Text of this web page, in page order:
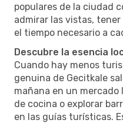
populares de la ciudad
admirar las vistas,
el tiempo necesario a
Descubre la esencia
Cuando hay menos
genuina de Gecitkale
mañana en un
de cocina o explorar
en las guías turísticas.